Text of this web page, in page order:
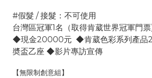
#假髮 / 接髮：不可使用
台灣區冠軍1名（取得肯葳世界冠軍門票
◆現金20000元 ◆肯葳色彩系列產
奬盃乙座 ◆影片專訪宣傳
【無限制創意組】